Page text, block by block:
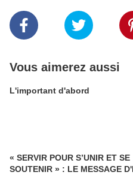
Vous aimerez aussi
L'important d'abord
« SERVIR POUR S’UNIR ET SE
SOUTENIR » : LE MESSAGE